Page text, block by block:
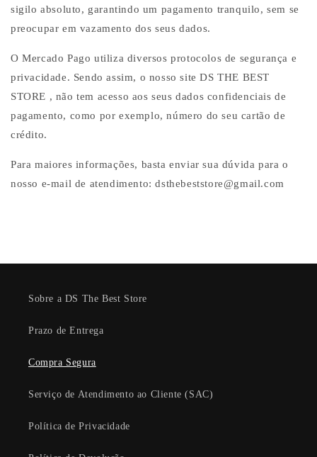
sigilo absoluto, garantindo um pagamento tranquilo, sem se
preocupar em vazamento dos seus dados.
O Mercado Pago utiliza diversos protocolos de segurança e
privacidade. Sendo assim, o nosso site DS THE BEST
STORE , não tem acesso aos seus dados confidenciais de
pagamento, como por exemplo, número do seu cartão de
crédito.
Para maiores informações, basta enviar sua dúvida para o
nosso e-mail de atendimento: dsthebeststore@gmail.com
Sobre a DS The Best Store
Prazo de Entrega
Compra Segura
Serviço de Atendimento ao Cliente (SAC)
Política de Privacidade